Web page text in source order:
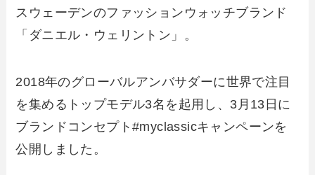
スウェーデンのファッションウォッチブランド
「ダニエル・ウェリントン」。
2018年のグローバルアンバサダーに世界で注目
を集めるトップモデル3名を起用し、3月13日に
ブランドコンセプト#myclassicキャンペーンを
公開しました。